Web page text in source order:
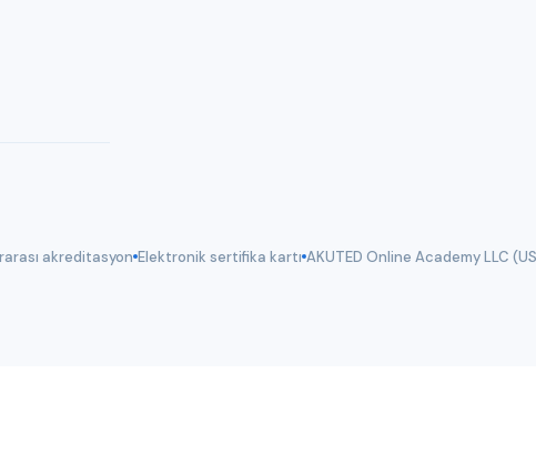
akreditasyon Elektronik sertifika kartı AKUTED Online Academy LLC